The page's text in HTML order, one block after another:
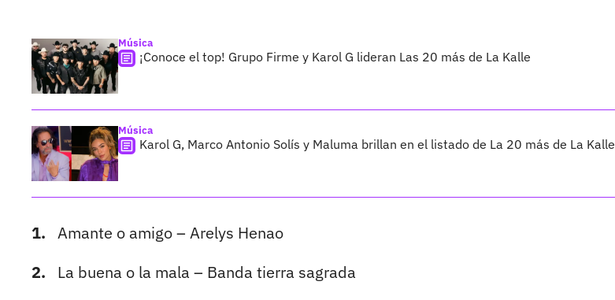
Música
¡Conoce el top! Grupo Firme y Karol G lideran Las 20 más de La Kalle
Música
Karol G, Marco Antonio Solís y Maluma brillan en el listado de La 20 más de La Kalle
1. Amante o amigo – Arelys Henao
2.
La buena o la mala – Banda tierra sagrada